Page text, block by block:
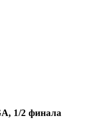
1/2 финала